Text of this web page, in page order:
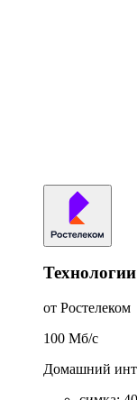
от Ростелеком
100 Мб/c
Домашний